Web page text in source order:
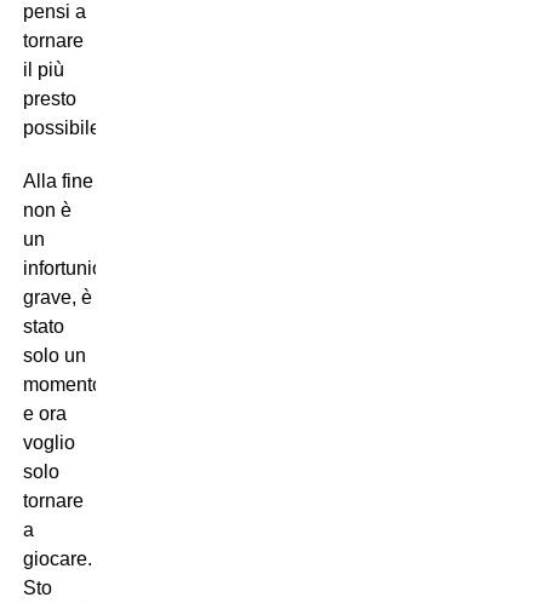
pensi a
tornare
il più
presto
possibile.
Alla fine
non è
un
infortunio
grave, è
stato
solo un
momento
e ora
voglio
solo
tornare
a
giocare.
Sto